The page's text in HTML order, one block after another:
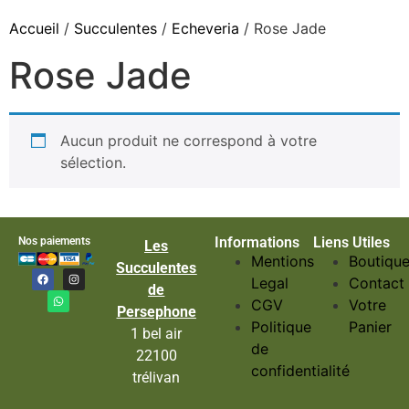
Accueil / Succulentes / Echeveria / Rose Jade
Rose Jade
Aucun produit ne correspond à votre
sélection.
Nos paiements
Les
Succulentes
de
Persephone
1 bel air
22100
trélivan
Informations
Mentions
Legal
CGV
Politique
de
confidentialité
Liens Utiles
Contact
Votre
Panier